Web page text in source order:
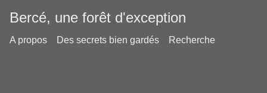
Bercé, une forêt d'exception
A propos Des secrets bien gardés Recherche